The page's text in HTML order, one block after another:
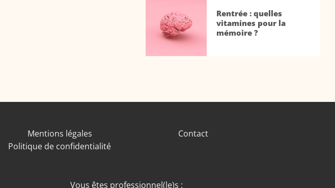
Rentrée : quelles
vitamines pour la
mémoire ?
Mentions légales
Politique de confidentialité
Contact
Vous êtes professionnel(le)s :